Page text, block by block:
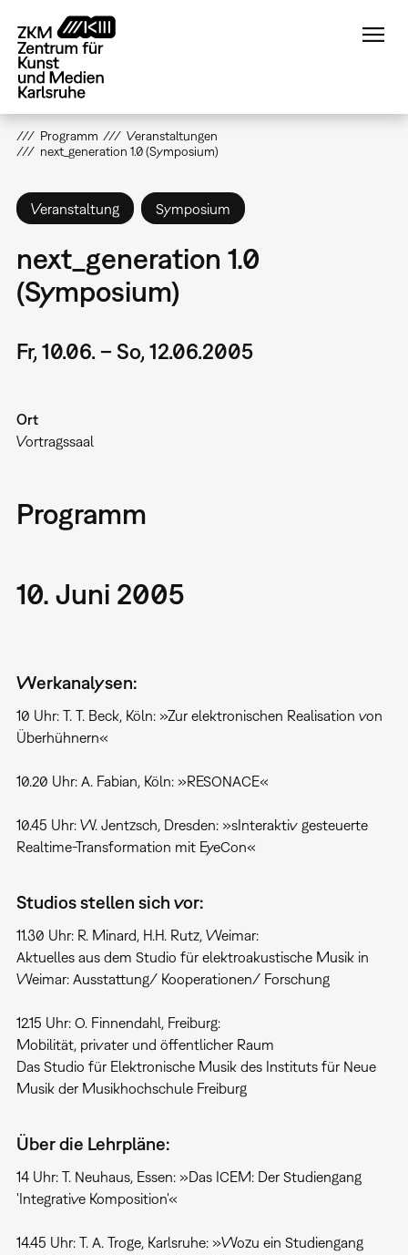
zum
Inhalt
Programm
Veranstaltungen
next_generation 1.0 (Symposium)
Veranstaltung Symposium
next_generation 1.0
(Symposium)
Fr, 10.06. – So, 12.06.2005
Ort
Vortragssaal
Programm
10. Juni 2005
Werkanalysen:
10 Uhr: T. T. Beck, Köln: »Zur elektronischen Realisation von
Überhühnern«
10.20 Uhr: A. Fabian, Köln: »RESONACE«
10.45 Uhr: W. Jentzsch, Dresden: »sInteraktiv gesteuerte
Realtime-Transformation mit EyeCon«
Studios stellen sich vor:
11.30 Uhr: R. Minard, H.H. Rutz, Weimar:
Aktuelles aus dem Studio für elektroakustische Musik in
Weimar: Ausstattung/ Kooperationen/ Forschung
12.15 Uhr: O. Finnendahl, Freiburg:
Mobilität, privater und öffentlicher Raum
Das Studio für Elektronische Musik des Instituts für Neue
Musik der Musikhochschule Freiburg
Über die Lehrpläne:
14 Uhr: T. Neuhaus, Essen: »Das ICEM: Der Studiengang
'Integrative Komposition'«
14.45 Uhr: T. A. Troge, Karlsruhe: »Wozu ein Studiengang